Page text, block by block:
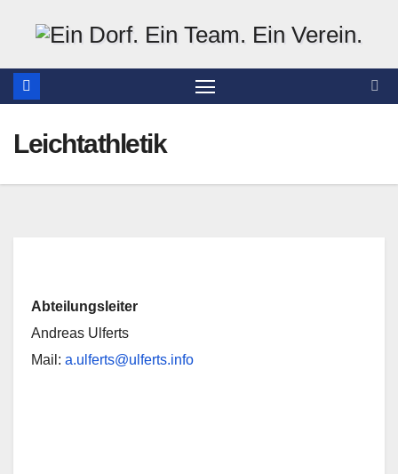
springen
Leichtathletik
Abteilungsleiter
Andreas Ulferts
Mail: a.ulferts@ulferts.info